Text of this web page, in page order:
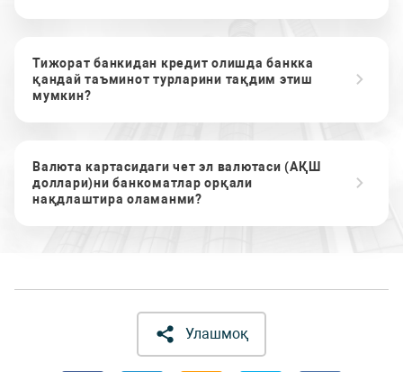
Тижорат банкидан кредит олишда банкка
қандай таъминот турларини тақдим этиш
мумкин?
Валюта картасидаги чет эл валютаси (АҚШ
доллари)ни банкоматлар орқали
нақдлаштира оламанми?
Улашмоқ